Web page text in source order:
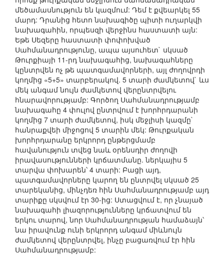
մեծամասնություն են կազմում: Դեմ է քվեարկել 55
մարդ: Դրանից հետո նախագիծը պիտի ուղարկվի
նախագահին, որպեսզի վերջինս հաստատի այն:
Եթե Սեզերը հաստատի փոփոխված
Սահմանադրությունը, ապա այսուհետ` սկսած
Թուրքիայի 11-րդ նախագահից, նախագահները
կընտրվեն ոչ թե պատգամավորների, այլ ժողովրդի
կողմից «5+5» տարբերակով. 5 տարի ժամկետով` ևս
մեկ անգամ նույն ժամկետով վերընտրվելու
հնարավորությամբ: Գործող Սահմանադրությամբ
նախագահը 4 փուլով ընտրվում է խորհրդարանի
կողմից 7 տարի ժամկետով, իսկ մեջլիսի կազմը`
հանրաքվեի միջոցով 5 տարին մեկ: Թուրքական
խորհրդարանը երկրորդ ընթերցմամբ
հավանություն տվեց նաև օրենսդիր ժողովի
իրավասությունների կրճատմանը. ներկայիս 5
տարվա փոխարեն՝ 4 տարի: Բացի այդ,
պատգամավորները կարող են ընտրվել սկսած 25
տարեկանից, մինչդեռ հին Սահմանադրությամբ այդ
տարիքը սկսվում էր 30-ից: Ստացվում է, որ չնայած
նախագահի լիազորությունները կրճատվում են
երկու տարով, նոր Սահմանադրության համաձայն՝
նա իրավունք ունի երկրորդ անգամ միևնույն
ժամկետով վերընտրվել, ինչը բացառվում էր հին
Սահմանադրությամբ: